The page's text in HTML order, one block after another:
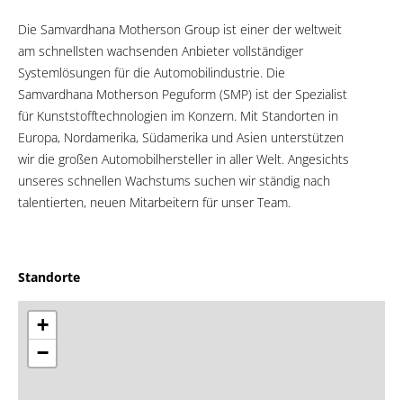
Die Samvardhana Motherson Group ist einer der weltweit
am schnellsten wachsenden Anbieter vollständiger
Systemlösungen für die Automobilindustrie. Die
Samvardhana Motherson Peguform (SMP) ist der Spezialist
für Kunststofftechnologien im Konzern. Mit Standorten in
Europa, Nordamerika, Südamerika und Asien unterstützen
wir die großen Automobilhersteller in aller Welt. Angesichts
unseres schnellen Wachstums suchen wir ständig nach
talentierten, neuen Mitarbeitern für unser Team.
Standorte
+
−